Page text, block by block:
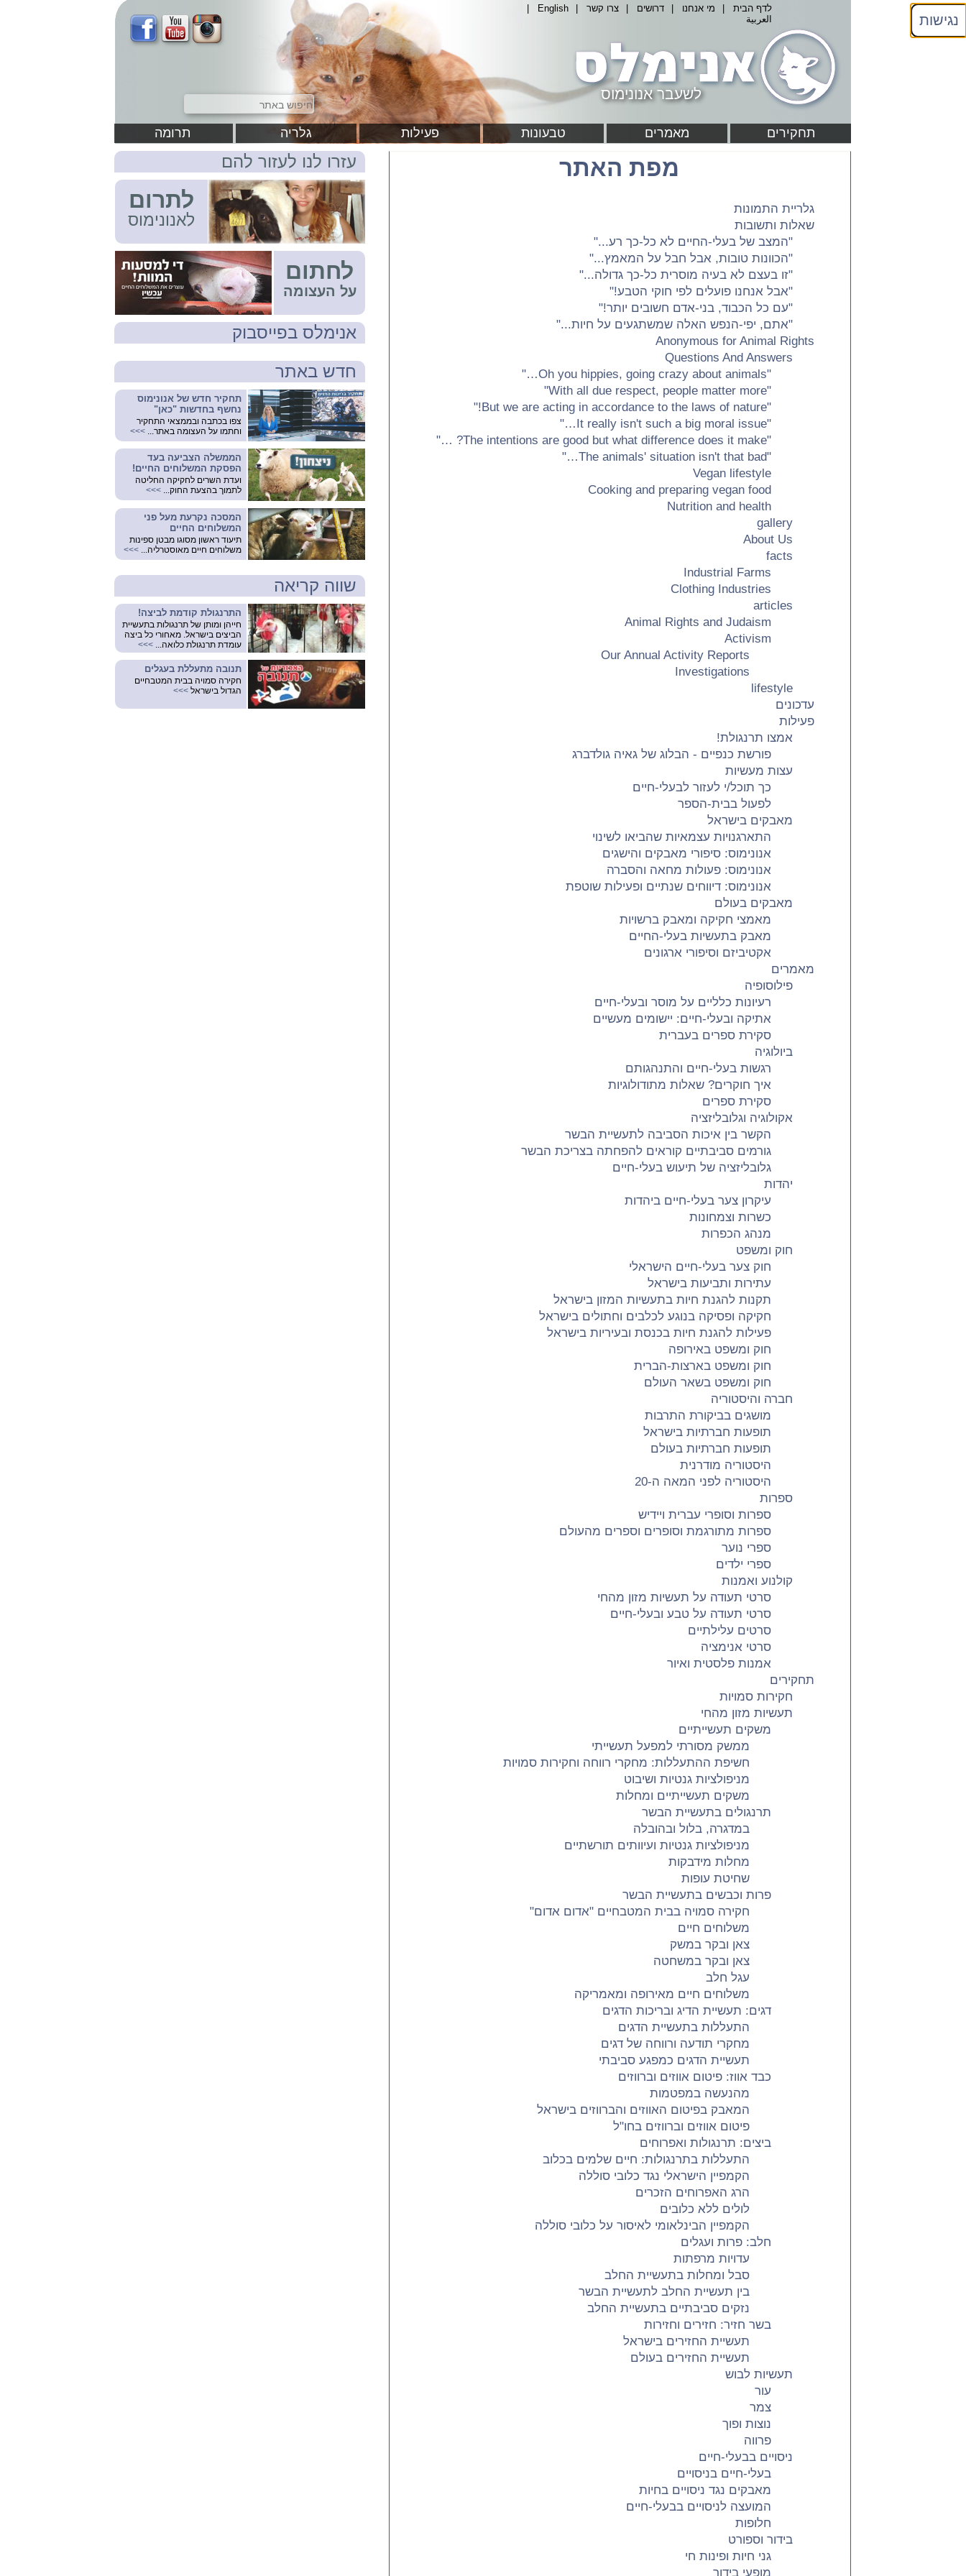
נגישות
תחקירים מאמרים טבעונות פעילות גלריה תרומה
לשעבר אנונימוס
לדף הבית מי אנחנו דרושים צרו קשר English
العربية
מפת האתר
גלריית התמונות
שאלות ותשובות
"המצב של בעלי-החיים לא כל-כך רע..."
"הכוונות טובות, אבל חבל על המאמץ..."
"זו בעצם לא בעיה מוסרית כל-כך גדולה..."
"אבל אנחנו פועלים לפי חוקי הטבע!"
"עם כל הכבוד, בני-אדם חשובים יותר!"
"אתם, יפי-הנפש האלה שמשתגעים על חיות..."
Anonymous for Animal Rights
Questions And Answers
"Oh you hippies, going crazy about animals…"
"With all due respect, people matter more"
"But we are acting in accordance to the laws of nature!"
"It really isn't such a big moral issue…"
"The intentions are good but what difference does it make? …"
"The animals' situation isn't that bad…"
Vegan lifestyle
Cooking and preparing vegan food
Nutrition and health
gallery
About Us
facts
Industrial Farms
Clothing Industries
articles
Animal Rights and Judaism
Activism
Our Annual Activity Reports
Investigations
lifestyle
עדכונים
פעילות
אמצו תרנגולת!
פורשת כנפיים - הבלוג של גאיה גולדברג
עצות מעשיות
כך תוכל/י לעזור לבעלי-חיים
לפעול בבית-הספר
מאבקים בישראל
התארגנויות עצמאיות שהביאו לשינוי
אנונימוס: סיפורי מאבקים והישגים
אנונימוס: פעולות מחאה והסברה
אנונימוס: דיווחים שנתיים ופעילות שוטפת
מאבקים בעולם
מאמצי חקיקה ומאבק ברשויות
מאבק בתעשיות בעלי-החיים
אקטיביזם וסיפורי ארגונים
מאמרים
פילוסופיה
רעיונות כלליים על מוסר ובעלי-חיים
אתיקה ובעלי-חיים: יישומים מעשיים
סקירת ספרים בעברית
ביולוגיה
רגשות בעלי-חיים והתנהגותם
איך חוקרים? שאלות מתודולוגיות
סקירת ספרים
אקולוגיה וגלובליזציה
הקשר בין איכות הסביבה לתעשיית הבשר
גורמים סביבתיים קוראים להפחתה בצריכת הבשר
גלובליזציה של תיעוש בעלי-חיים
יהדות
עיקרון צער בעלי-חיים ביהדות
כשרות וצמחונות
מנהג הכפרות
חוק ומשפט
חוק צער בעלי-חיים הישראלי
עתירות ותביעות בישראל
תקנות להגנת חיות בתעשיות המזון בישראל
חקיקה ופסיקה בנוגע לכלבים וחתולים בישראל
פעילות להגנת חיות בכנסת ובעיריות בישראל
חוק ומשפט באירופה
חוק ומשפט בארצות-הברית
חוק ומשפט בשאר העולם
חברה והיסטוריה
מושגים בביקורת התרבות
תופעות חברתיות בישראל
תופעות חברתיות בעולם
היסטוריה מודרנית
היסטוריה לפני המאה ה-20
ספרות
ספרות וסופרי עברית ויידיש
ספרות מתורגמת וסופרים וספרים מהעולם
ספרי נוער
ספרי ילדים
קולנוע ואמנות
סרטי תעודה על תעשיות מזון מהחי
סרטי תעודה על טבע ובעלי-חיים
סרטים עלילתיים
סרטי אנימציה
אמנות פלסטית ואיור
תחקירים
חקירות סמויות
תעשיות מזון מהחי
משקים תעשייתיים
ממשק מסורתי למפעל תעשייתי
חשיפת ההתעללות: מחקרי רווחה וחקירות סמויות
מניפולציות גנטיות ושיבוט
משקים תעשייתיים ומחלות
תרנגולים בתעשיית הבשר
במדגרה, בלול ובהובלה
מניפולציות גנטיות ועיוותים תורשתיים
מחלות מידבקות
שחיטת עופות
פרות וכבשים בתעשיית הבשר
חקירה סמויה בבית המטבחיים "אדום אדום"
משלוחים חיים
צאן ובקר במשק
צאן ובקר במשחטה
עגל חלב
משלוחים חיים מאירופה ומאמריקה
דגים: תעשיית הדיג ובריכות הדגים
התעללות בתעשיית הדגים
מחקרי תודעה ורווחה של דגים
תעשיית הדגים כמפגע סביבתי
כבד אווז: פיטום אווזים וברווזים
מהנעשה במפטמות
המאבק בפיטום האווזים והברווזים בישראל
פיטום אווזים וברווזים בחו"ל
ביצים: תרנגולות ואפרוחים
התעללות בתרנגולות: חיים שלמים בכלוב
הקמפיין הישראלי נגד כלובי סוללה
הרג האפרוחים הזכרים
לולים ללא כלובים
הקמפיין הבינלאומי לאיסור על כלובי סוללה
חלב: פרות ועגלים
עדויות מרפתות
סבל ומחלות בתעשיית החלב
בין תעשיית החלב לתעשיית הבשר
נזקים סביבתיים בתעשיית החלב
בשר חזיר: חזירים וחזירות
תעשיית החזירים בישראל
תעשיית החזירים בעולם
תעשיות לבוש
עור
צמר
נוצות ופוך
פרווה
ניסויים בבעלי-חיים
בעלי-חיים בניסויים
מאבקים נגד ניסויים בחיות
המועצה לניסויים בבעלי-חיים
חלופות
בידור וספורט
גני חיות ופינות חי
מופעי בידור
עזרו לנו לעזור להם
לתרום
לאנונימוס
לחתום
על העצומה
אנימלס בפייסבוק
חדש באתר
תחקיר חדש של אנונימוס
נחשף בחדשות "כאן"
צפו בכתבה ובממצאי התחקיר
וחתמו על העצומה באתר... >>>
הממשלה הצביעה בעד
הפסקת המשלוחים החיים!
ועדת השרים לחקיקה החליטה
לתמוך בהצעת החוק... >>>
המסכה נקרעת מעל פני
המשלוחים החיים
תיעוד ראשון מסוגו מבטן ספינות
משלוחים חיים מאוסטרליה... >>>
שווה קריאה
התרנגולת קודמת לביצה!
חייהן ומותן של תרנגולות בתעשיית
הביצים בישראל. מאחורי כל ביצה
עומדת תרנגולת כלואה... >>>
תנובה מתעללת בעגלים
חקירה סמויה בבית המטבחיים
הגדול בישראל >>>